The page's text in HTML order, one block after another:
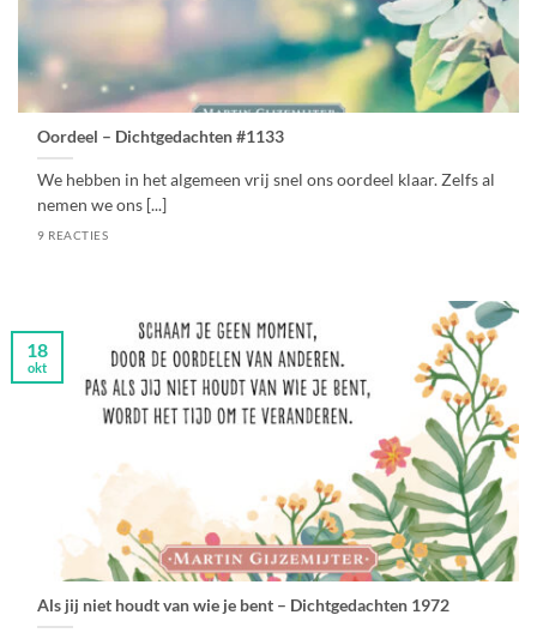
Oordeel – Dichtgedachten #1133
We hebben in het algemeen vrij snel ons oordeel klaar. Zelfs al
nemen we ons [...]
9 REACTIES
Als jij niet houdt van wie je bent – Dichtgedachten 1972
18
okt